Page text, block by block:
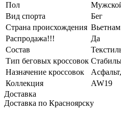
Пол
Вид спорта
Бег
Страна происхождения Вьетнам
Распродажа!!!
Да
Состав
Тип беговых кроссовок
Назначение кроссовок
Коллекция
AW19
Доставка
Доставка по Красноярску